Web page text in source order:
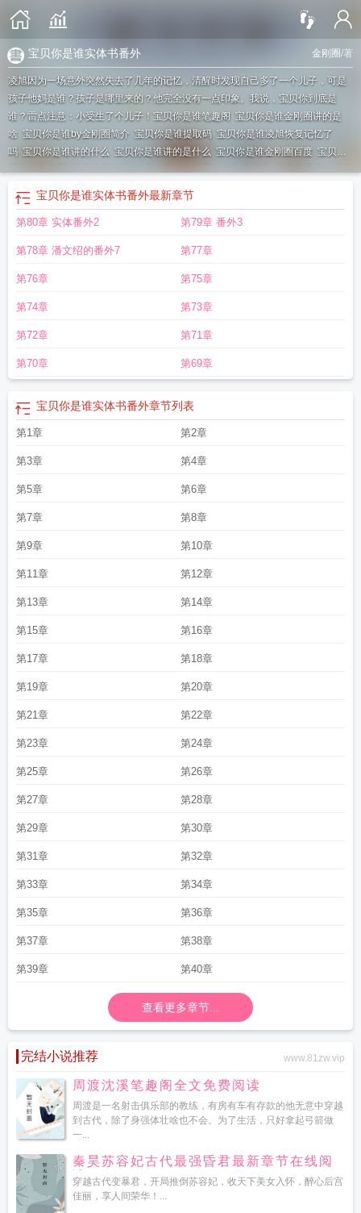
金刚圈/著
宝贝你是谁实体书番外
凌旭因为一场意外突然失去了几年的记忆，清醒时发现自己多了一个儿子，可是
孩子他妈是谁？孩子是哪里来的？他完全没有一点印象。我说，宝贝你到底是
谁？雷点注意：小受生了个儿子！ 宝贝你是谁笔趣阁 宝贝你是谁金刚圈讲的是
啥 宝贝你是谁by金刚圈简介 宝贝你是谁提取码 宝贝你是谁凌旭恢复记忆了
吗 宝贝你是谁讲的什么 宝贝你是谁讲的是什么 宝贝你是谁金刚圈百度 宝贝你
宝贝你是谁 百度 宝贝你是谁的崽 宝贝你是谁全文免费阅读
代)金刚圈宝贝你是谁
透宝贝你是谁by全文免费阅读讲的什么宝贝你是谁广播剧
你是谁 剧透宝贝你是谁天天谁生的 宝贝你是谁啊
是谁by金刚圈剧透
宝贝你是谁什么时候知道孩子是谁的
凌旭另一半是谁
宝贝你是谁by全文免费阅读
文宝贝你是谁金刚圈剧透 宝贝你是谁歌曲宝贝你是谁番外
谁番外TXT
宝贝你是谁by金刚圈番外
的宝贝你是谁by 百度宝贝你是谁主角是谁宝贝你是谁by金刚圈讲了什么宝贝
你是谁 剧情宝贝你是谁讲了什么宝贝你是谁天天是谁的孩子
圈宝贝你是谁番外篇二胎宝贝你是谁金刚圈攻是谁宝贝你是谁by金刚圈讲的什
么宝贝你是谁TXT百度 宝贝你是谁by金刚圈讲的是什么
度 宝贝你是谁凌旭和谁是一对 宝贝你是谁金刚圈在线阅读
贝你是谁天天身世
宝贝你是谁讲什么
子宝贝你是谁 番外 宝贝你是谁剧情介绍
谁的儿子
宝贝你是谁多少章知道天天是凌易的孩子
TXT宝贝你是谁免费阅读 宝贝你是谁 金刚圈百度
的宝贝你是谁by讲的什么 宝贝你是谁简介 宝贝你是谁讲了什么故事
谁百度宝贝你是谁金刚圈完结 番外 宝贝你是谁第几章相认
宝贝你是谁实体书番外最新章节
第80章 实体番外2 第79章 番外3
第78章 潘文绍的番外7 第77章
第76章 第75章
第74章 第73章
第72章 第71章
第70章 第69章
宝贝你是谁实体书番外章节列表
第1章 第2章
第3章 第4章
第5章 第6章
第7章 第8章
第9章 第10章
第11章 第12章
第13章 第14章
第15章 第16章
第17章 第18章
第19章 第20章
第21章 第22章
第23章 第24章
第25章 第26章
第27章 第28章
第29章 第30章
第31章 第32章
第33章 第34章
第35章 第36章
第37章 第38章
第39章 第40章
查看更多章节...
完结小说推荐 www.81zw.vip
周渡沈溪笔趣阁全文免费阅读
周渡是一名射击俱乐部的教练，有房有车有存款的他无意中穿越
到古代，除了身强体壮啥也不会。为了生活，只好拿起弓箭做
一...
秦昊苏容妃古代最强昏君最新章节在线阅
读
穿越古代变暴君，开局推倒苏容妃，收天下美女入怀，醉心后宫
佳丽，享人间荣华！...